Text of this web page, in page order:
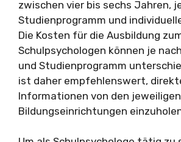
zwischen vier bis sechs Jahren,
Studienprogramm und
Die Kosten für die Ausbildung
Schulpsychologen können je
und Studienprogramm
ist daher empfehlenswert,
Informationen von den jeweiligen
Bildungseinrichtungen